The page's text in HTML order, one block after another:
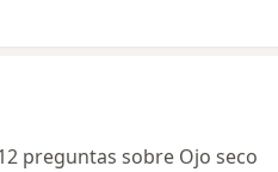
preguntas sobre Ojo seco